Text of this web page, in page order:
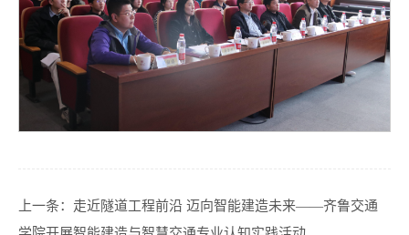
上一条： 走近隧道工程前沿 迈向智能建造未来——齐鲁交通